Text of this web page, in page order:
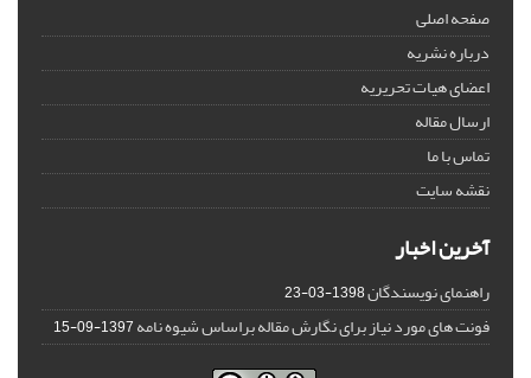
صفحه اصلی
درباره نشریه
اعضای هیات تحریریه
ارسال مقاله
تماس با ما
نقشه سایت
آخرین اخبار
راهنمای نویسندگان1398-03-23
فونت های مورد نیاز برای نگارش مقاله براساس شیوه نامه1397-09-15